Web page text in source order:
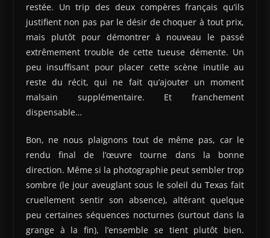
restée. Un trip des deux compères français qu’ils
justifient non pas par le désir de choquer à tout prix,
mais plutôt pour démontrer à nouveau le passé
extrêmement trouble de cette tueuse démente. Un
peu insuffisant pour placer cette scène inutile au
reste du récit, qui ne fait qu’ajouter un moment
malsain supplémentaire. Et franchement
dispensable…
Bon, ne nous plaignons tout de même pas, car le
rendu final de l’œuvre tourne dans la bonne
direction. Même si la photographie peut sembler trop
sombre (le jour aveuglant sous le soleil du Texas fait
cruellement sentir son absence), altérant quelque
peu certaines séquences nocturnes (surtout dans la
grange à la fin), l’ensemble se tient plutôt bien.